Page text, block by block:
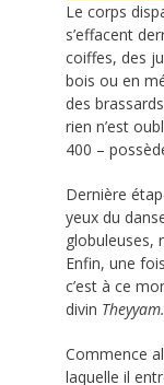
Le corps
s’effacent
coiffes, des
bois ou en
des
rien n’est
400 –
Dernière
yeux du
globuleuses,
Enfin, une
c’est à ce
divin Theyyam.
Commence
laquelle il